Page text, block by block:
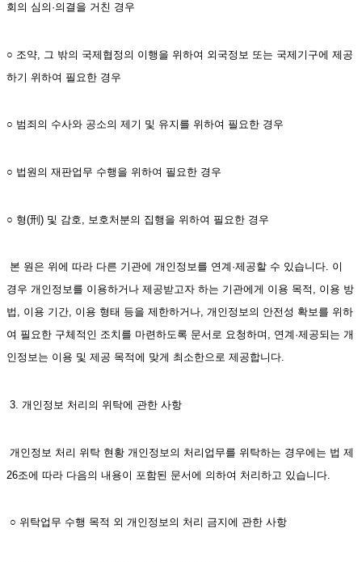
회의 심의·의결을 거친 경우
○ 조약, 그 밖의 국제협정의 이행을 위하여 외국정보 또는 국제기구에 제공
하기 위하여 필요한 경우
○ 범죄의 수사와 공소의 제기 및 유지를 위하여 필요한 경우
○ 법원의 재판업무 수행을 위하여 필요한 경우
○ 형(刑) 및 감호, 보호처분의 집행을 위하여 필요한 경우
본 원은 위에 따라 다른 기관에 개인정보를 연계·제공할 수 있습니다. 이
경우 개인정보를 이용하거나 제공받고자 하는 기관에게 이용 목적, 이용 방
법, 이용 기간, 이용 형태 등을 제한하거나, 개인정보의 안전성 확보를 위하
여 필요한 구체적인 조치를 마련하도록 문서로 요청하며, 연계·제공되는 개
인정보는 이용 및 제공 목적에 맞게 최소한으로 제공합니다.
3. 개인정보 처리의 위탁에 관한 사항
개인정보 처리 위탁 현황 개인정보의 처리업무를 위탁하는 경우에는 법 제
26조에 따라 다음의 내용이 포함된 문서에 의하여 처리하고 있습니다.
○ 위탁업무 수행 목적 외 개인정보의 처리 금지에 관한 사항